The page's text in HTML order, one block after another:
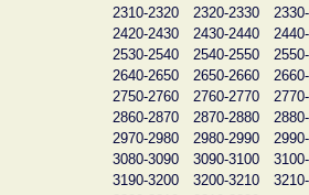
2310-2320
2320-2330
2420-2430
2430-2440
2530-2540
2540-2550
2640-2650
2650-2660
2750-2760
2760-2770
2860-2870
2870-2880
2970-2980
2980-2990
3080-3090
3090-3100
3190-3200
3200-3210